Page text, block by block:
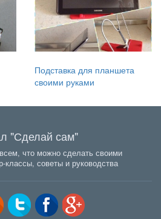
Подставка для планшета
своими руками
"Сделай сам"
что можно сделать своими
классы, советы и руководства